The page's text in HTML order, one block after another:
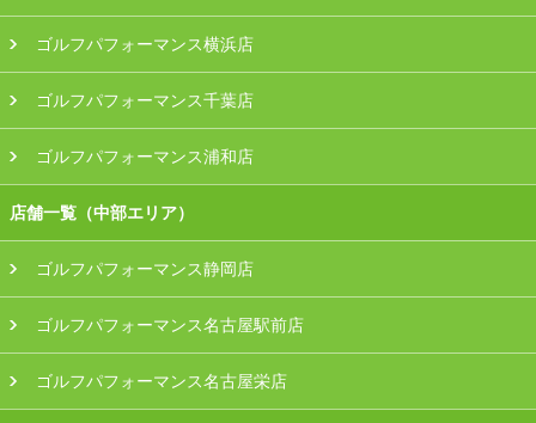
ゴルフパフォーマンス横浜店
ゴルフパフォーマンス千葉店
ゴルフパフォーマンス浦和店
店舗一覧（中部エリア）
ゴルフパフォーマンス静岡店
ゴルフパフォーマンス名古屋駅前店
ゴルフパフォーマンス名古屋栄店